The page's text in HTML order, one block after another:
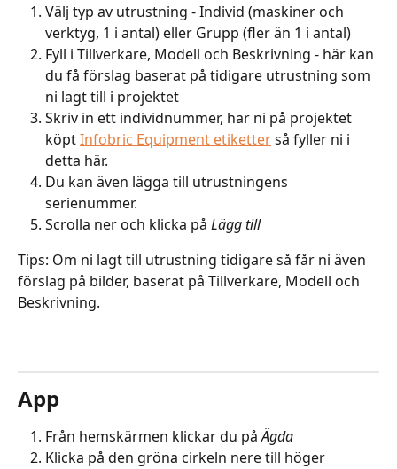
Välj typ av utrustning - Individ (maskiner och
verktyg, 1 i antal) eller Grupp (fler än 1 i antal)
Fyll i Tillverkare, Modell och Beskrivning - här kan
du få förslag baserat på tidigare utrustning som
ni lagt till i projektet
Skriv in ett individnummer, har ni på projektet
köpt Infobric Equipment etiketter så fyller ni i
detta här.
Du kan även lägga till utrustningens
serienummer.
Scrolla ner och klicka på Lägg till
Tips: Om ni lagt till utrustning tidigare så får ni även
förslag på bilder, baserat på Tillverkare, Modell och
Beskrivning.
App
Från hemskärmen klickar du på Ägda
Klicka på den gröna cirkeln nere till höger